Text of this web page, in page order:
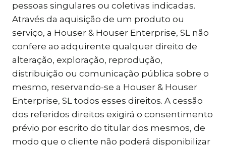
pessoas singulares ou coletivas indicadas.
Através da aquisição de um produto ou
serviço, a Houser & Houser Enterprise, SL não
confere ao adquirente qualquer direito de
alteração, exploração, reprodução,
distribuição ou comunicação pública sobre o
mesmo, reservando-se a Houser & Houser
Enterprise, SL todos esses direitos. A cessão
dos referidos direitos exigirá o consentimento
prévio por escrito do titular dos mesmos, de
modo que o cliente não poderá disponibilizar